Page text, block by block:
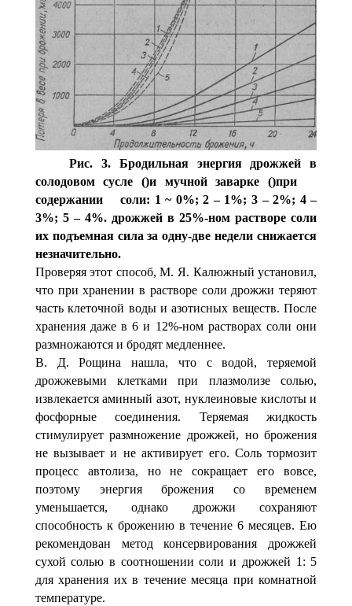
Рис. 3. Бродильная энергия дрожжей в
солодовом сусле ()и мучной заварке ()при
содержании соли: 1 ~ 0%; 2 – 1%; 3 – 2%; 4 –
3%; 5 – 4%. дрожжей в 25%-ном растворе соли
их подъемная сила за одну-две недели снижается
незначительно.
Проверяя этот способ, М. Я. Калюжный установил,
что при хранении в растворе соли дрожжи теряют
часть кле­точной воды и азотисных веществ. После
хранения даже в 6 и 12%-ном растворах соли они
размножаются и бродят медленнее.
В. Д. Рощина нашла, что с водой, теряемой
дрожжевы­ми клетками при плазмолизе солью,
извлекается аминный азот, нуклеиновые кислоты и
фосфорные соединения. Те­ряемая жидкость
стимулирует размножение дрожжей, но брожения
не вызывает и не активирует его. Соль тормозит
процесс автолиза, но не сокращает его вовсе,
поэтому энер­гия брожения со временем
уменьшается, однако дрожжи сохраняют
способность к брожению в течение 6 месяцев. Ею
рекомендован метод консервирования дрожжей
сухой солью в соотношении соли и дрожжей 1: 5
для хранения их в течение месяца при комнатной
температуре.